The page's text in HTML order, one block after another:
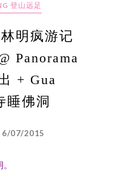
登山远足
明疯游记
Panorama
+ Gua
睡佛洞
07/2015